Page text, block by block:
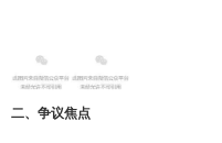
二、争议焦点